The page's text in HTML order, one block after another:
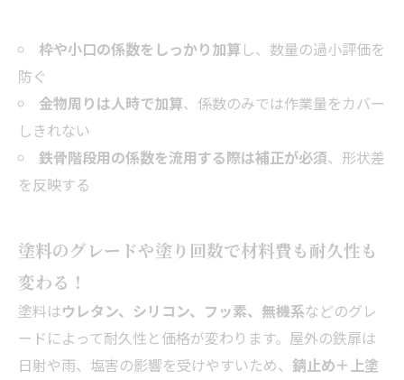
枠や小口の係数をしっかり加算 し、数量の過小評価を
防ぐ
金物周りは人時で加算、係数のみでは作業量をカバー
しきれない
鉄骨階段用の係数を流用する際は補正が必須、形状差
を反映する
塗料のグレードや塗り回数で材料費も耐久性も
変わる！
塗料はウレタン、シリコン、フッ素、無機系などのグレ
ードによって耐久性と価格が変わります。屋外の鉄扉は
日射や雨、塩害の影響を受けやすいため、 錆止め＋上塗